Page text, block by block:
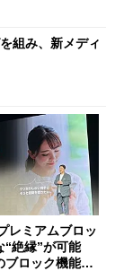
組み、新メディ
レミアムブロッ
“絶縁”が可能
ロック機能と